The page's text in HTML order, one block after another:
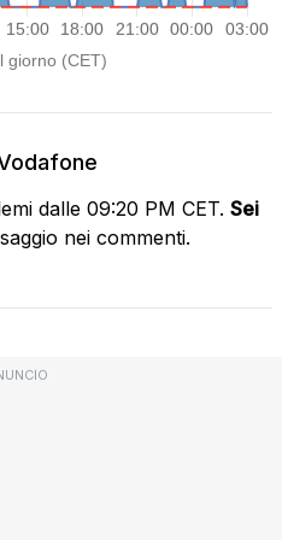
dalle 09:20 PM CET. Sei
nei commenti.